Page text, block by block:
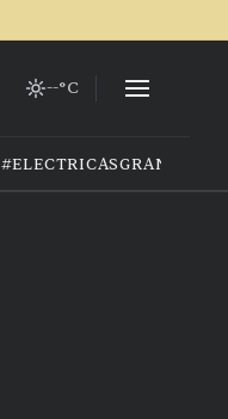
--°C
#ELECTRICASGRANIZO